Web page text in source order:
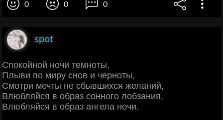
0 0 0
spot
Спокойной ночи темноты,
Плыви по миру снов и черноты,
Смотри мечты не сбывшихся желаний,
Влюбляйся в образ сонного лобзания,
Влюбляйся в образ ангела ночи.